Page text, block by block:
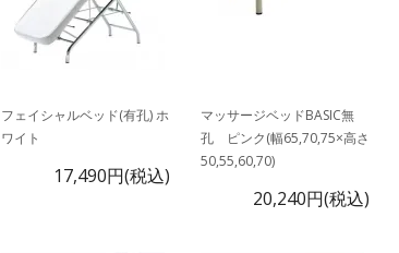
フェイシャルベッド(有孔) ホ
ワイト
17,490円(税込)
マッサージベッドBASIC無
孔 ピンク(幅65,70,75×高さ
50,55,60,70)
20,240円(税込)